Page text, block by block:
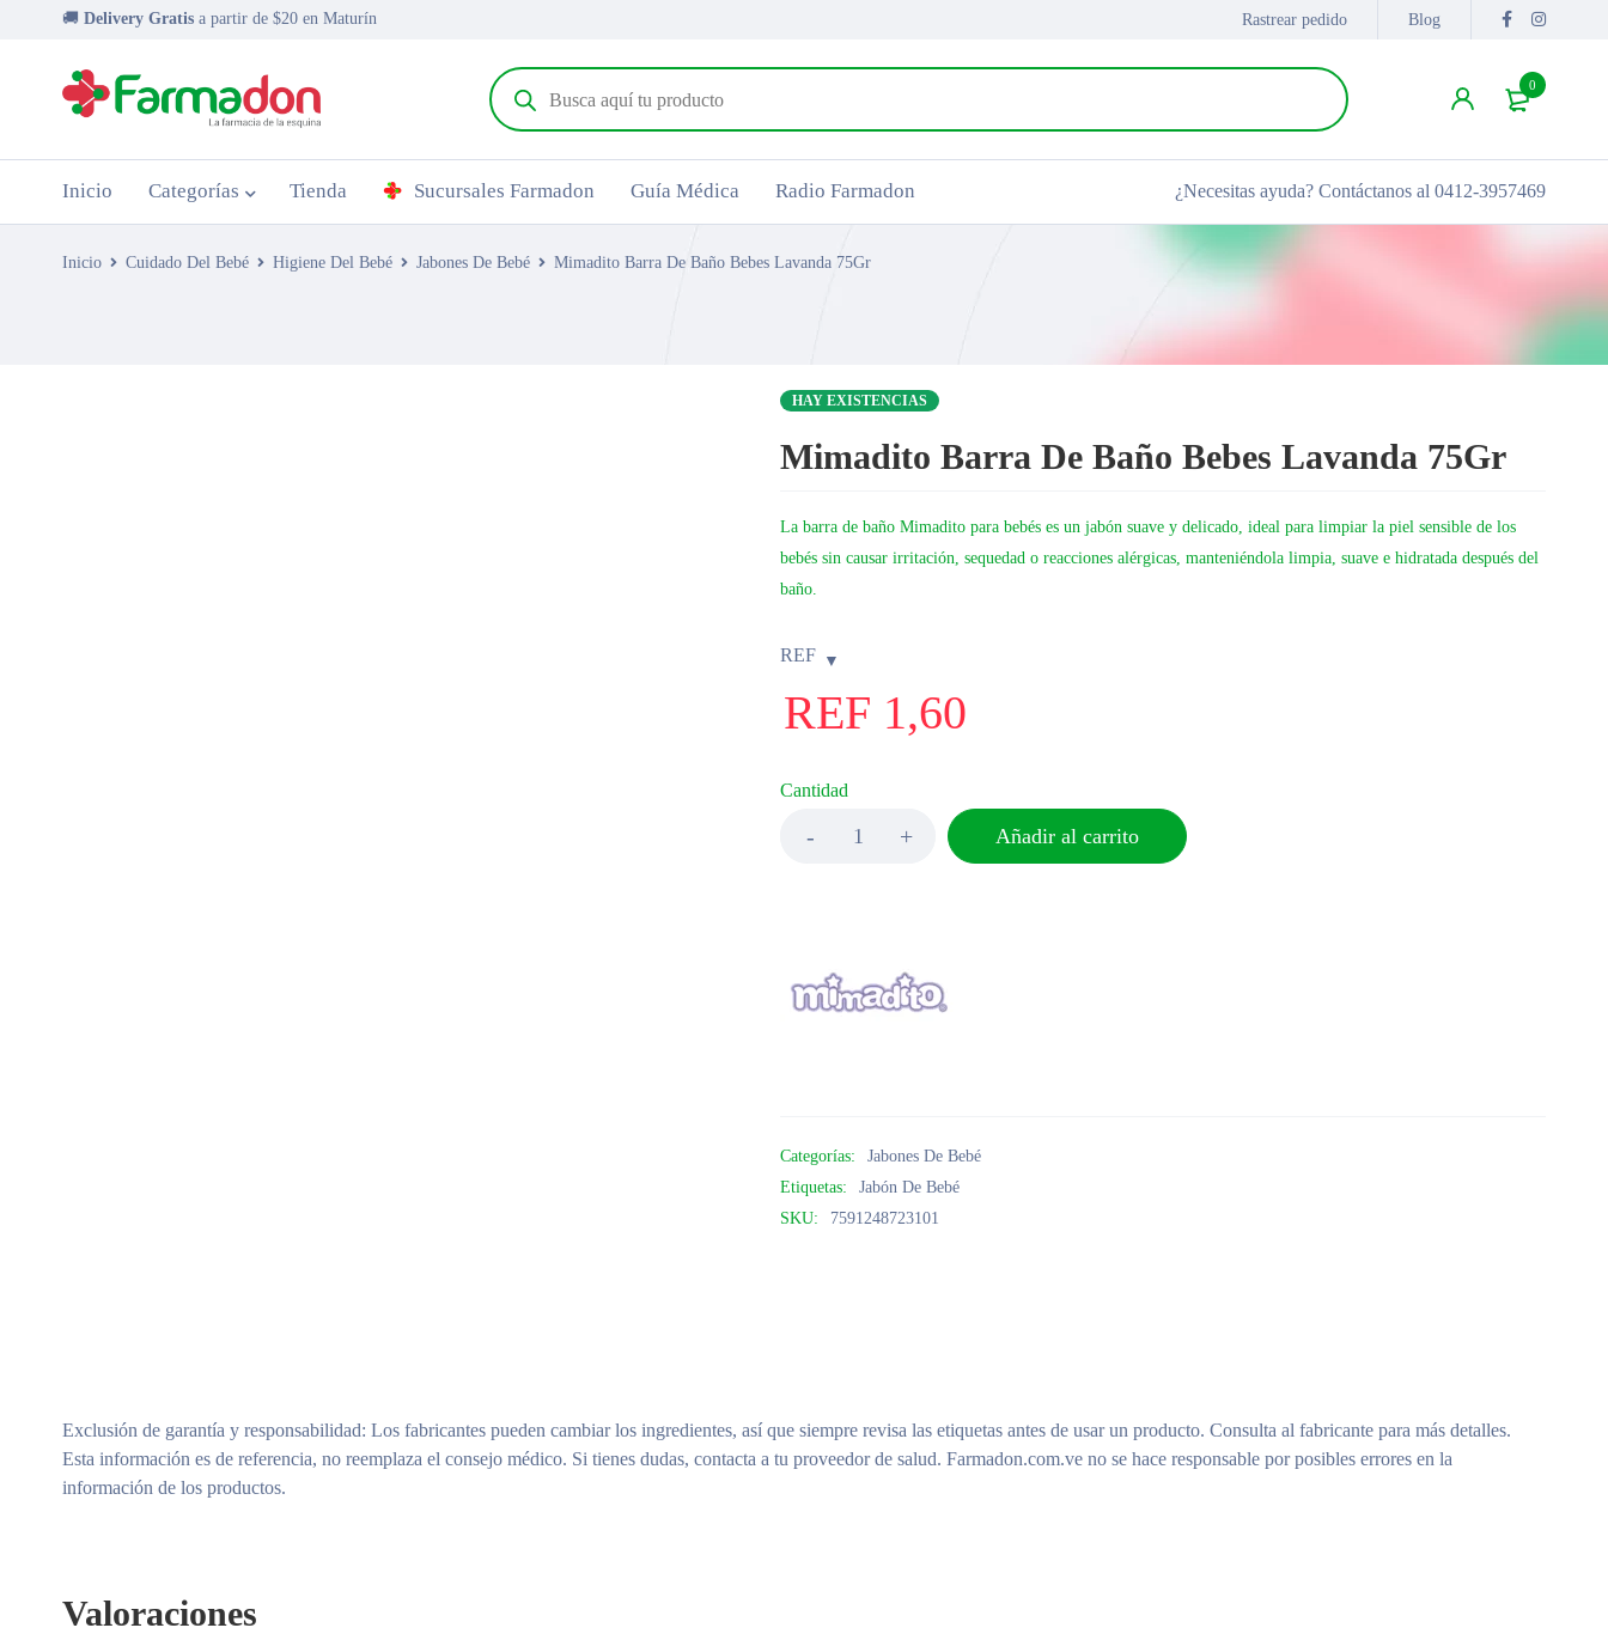
🚚 Delivery Gratis a partir de $20 en Maturín Rastrear pedido Blog
0
Inicio Categorías Tienda Sucursales Farmadon Guía Médica Radio Farmadon ¿Necesitas ayuda? Contáctanos al 0412-3957469
Inicio Cuidado Del Bebé Higiene Del Bebé Jabones De Bebé Mimadito Barra De Baño Bebes Lavanda 75Gr
HAY EXISTENCIAS
Mimadito Barra De Baño Bebes Lavanda 75Gr
La barra de baño Mimadito para bebés es un jabón suave y delicado, ideal para limpiar la piel sensible de los
bebés sin causar irritación, sequedad o reacciones alérgicas, manteniéndola limpia, suave e hidratada después del
baño.
REF
REF 1,60
Cantidad
Añadir al carrito
Categorías:
Jabones De Bebé
Etiquetas:
Jabón De Bebé
SKU:
7591248723101
Exclusión de garantía y responsabilidad: Los fabricantes pueden cambiar los ingredientes, así que siempre revisa las etiquetas antes de usar un producto. Consulta al fabricante para más detalles.
Esta información es de referencia, no reemplaza el consejo médico. Si tienes dudas, contacta a tu proveedor de salud. Farmadon.com.ve no se hace responsable por posibles errores en la
información de los productos.
Valoraciones